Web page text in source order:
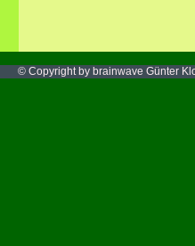
© Copyright by brainwave Günter